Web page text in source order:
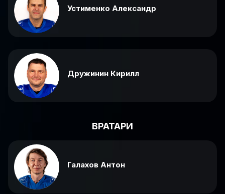
Устименко Александр
Дружинин Кирилл
ВРАТАРИ
Галахов Антон